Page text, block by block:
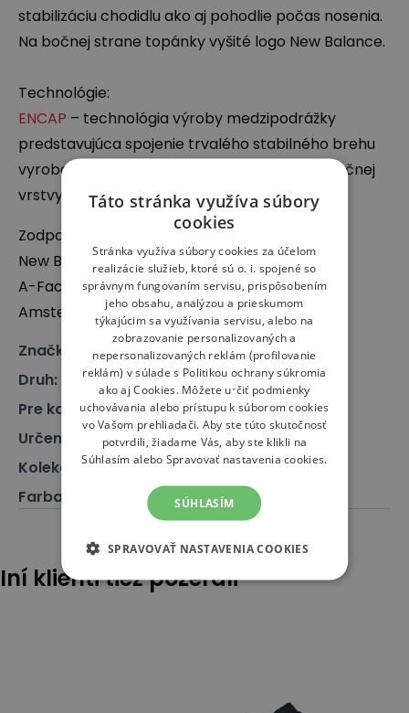
stabilizáciu chodidlu ako aj pohodlie počas nosenia.
Na bočnej strane topánky vyšité logo New Balance.
Technológie:
ENCAP – technológia výroby medzipodrážky
predstavujúca spojenie trvalého stabilného brehu
vyrobeného z polyuretánu a mäkkej amortizačnej
vrstvy
EVA.
Zodpovedný subjekt:
New Balance Europe BV
A-Factorij, Pilotenstraat 35 – 45, 1059 CH
Amsterdam, The Netherlands
Značka
New Balance
Druh:
Obuv, Sneakersy
Pre koho:Pre neho, Pre ňu
Určenie
Klasické topánky
Kolekcie : 574
Farba
Iní klienti tiež pozerali
Táto stránka využíva súbory
cookies
Stránka využíva súbory cookies za účelom
realizácie služieb, ktoré sú o. i. spojené so
správnym fungovaním servisu, prispôsobením
jeho obsahu, analýzou a prieskumom
týkajúcim sa využívania servisu, alebo na
zobrazovanie personalizovaných a
nepersonalizovaných reklám (profilovanie
reklám) v súlade s Politikou ochrany súkromia
ako ajCookies. Môžete určiť podmienky
uchovávania alebo prístupu k súborom cookies
vo Vašom prehliadači. Aby ste túto skutočnosť
potvrdili, žiadame Vás, aby ste klikli na
Súhlasím alebo Spravovať nastavenia cookies.
SÚHLASÍM
SPRAVOVAŤ NASTAVENIA COOKIES